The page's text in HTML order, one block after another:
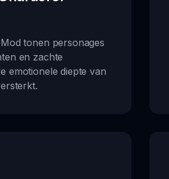
tonen personages
en zachte
emotionele diepte van